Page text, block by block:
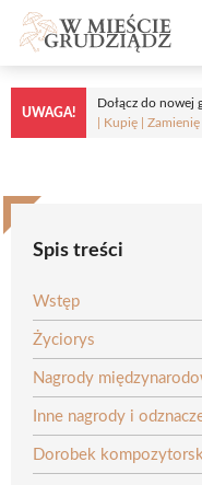
Przejdź
treści
UWAGA!
Dołącz do nowej
| Kupię |
Spis treści
Wstęp
Życiorys
Nagrody
Inne nagrody i
Dorobek